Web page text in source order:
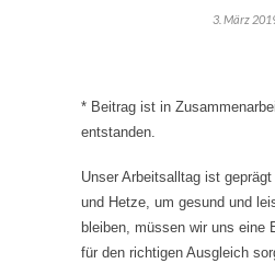
3. März
* Beitrag ist in
entstanden.
Unser Arbeitsalltag ist
und Hetze, um gesund und
bleiben, müssen wir uns eine
für den richtigen Ausgleich